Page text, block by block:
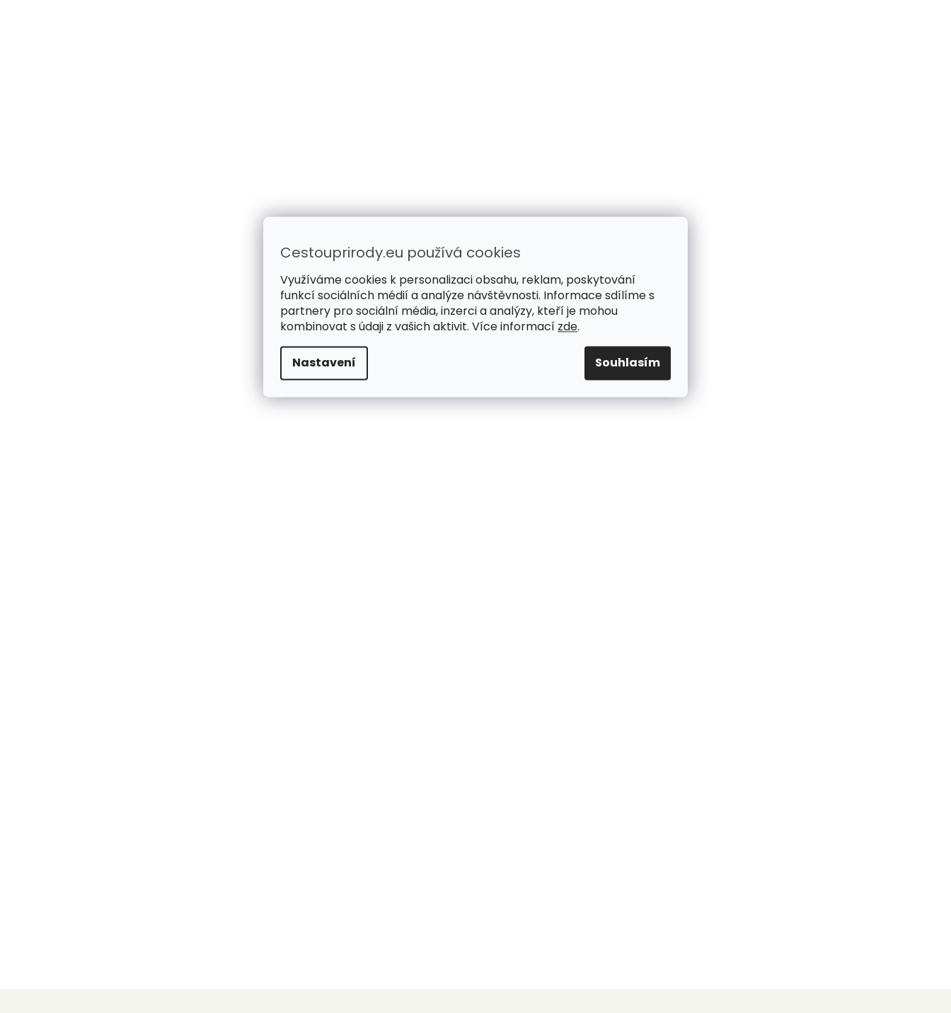
Cestouprirody.eu používá cookies
Využíváme cookies k personalizaci obsahu, reklam, poskytování
funkcí sociálních médií a analýze návštěvnosti. Informace sdílíme s
partnery pro sociální média, inzerci a analýzy, kteří je mohou
kombinovat s údaji z vašich aktivit. Více informací zde.
Nastavení Souhlasím